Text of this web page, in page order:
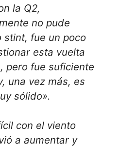
la Q2,
no pude
stint, fue un poco
esta vuelta
pero fue suficiente
una vez más, es
sólido».
con el viento
a aumentar y